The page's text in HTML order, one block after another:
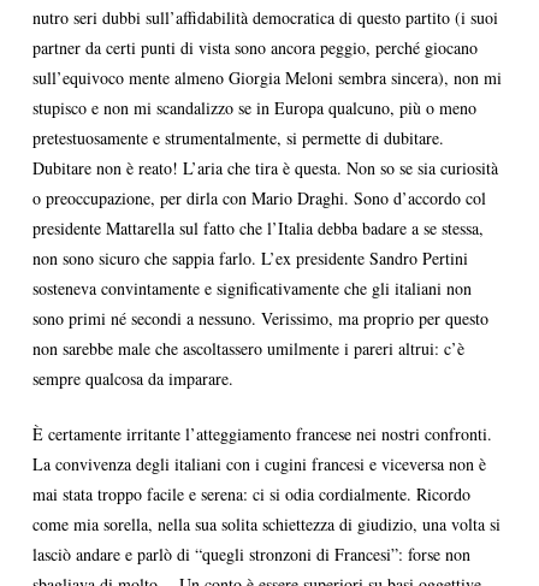
nutro seri dubbi sull’affidabilità democratica di questo partito (i suoi
partner da certi punti di vista sono ancora peggio, perché giocano
sull’equivoco mente almeno Giorgia Meloni sembra sincera), non mi
stupisco e non mi scandalizzo se in Europa qualcuno, più o meno
pretestuosamente e strumentalmente, si permette di dubitare.
Dubitare non è reato! L’aria che tira è questa. Non so se sia curiosità
o preoccupazione, per dirla con Mario Draghi. Sono d’accordo col
presidente Mattarella sul fatto che l’Italia debba badare a se stessa,
non sono sicuro che sappia farlo. L’ex presidente Sandro Pertini
sosteneva convintamente e significativamente che gli italiani non
sono primi né secondi a nessuno. Verissimo, ma proprio per questo
non sarebbe male che ascoltassero umilmente i pareri altrui: c’è
sempre qualcosa da imparare.
È certamente irritante l’atteggiamento francese nei nostri confronti.
La convivenza degli italiani con i cugini francesi e viceversa non è
mai stata troppo facile e serena: ci si odia cordialmente. Ricordo
come mia sorella, nella sua solita schiettezza di giudizio, una volta si
lasciò andare e parlò di “quegli stronzoni di Francesi”: forse non